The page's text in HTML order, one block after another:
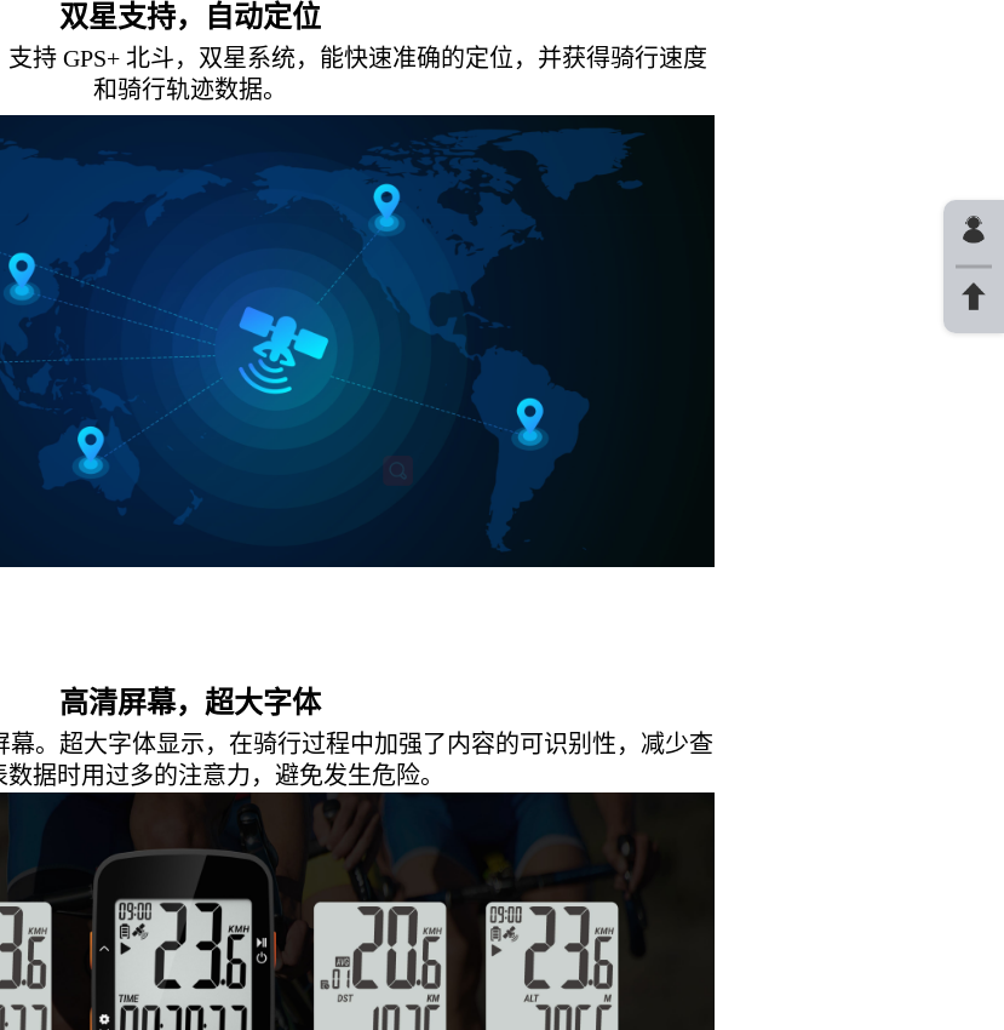
双星支持，自动定位
支持 GPS+ 北斗，双星系统，能快速准确的定位，并获得骑行速度
和骑行轨迹数据。
高清屏幕，超大字体
幕。超大字体显示，在骑行过程中加强了内容的可识别性，减少查
数据时用过多的注意力，避免发生危险。